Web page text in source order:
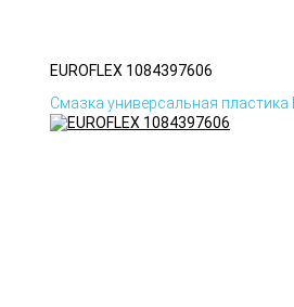
EUROFLEX 1084397606
Смазка универсальная пластика